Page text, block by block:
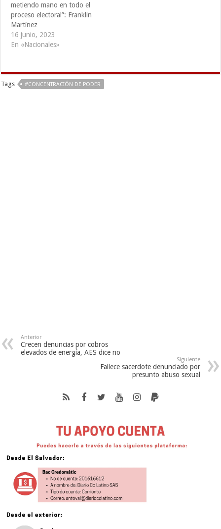
metiendo mano en todo el
proceso electoral”: Franklin
Martínez
16 junio, 2023
En «Nacionales»
Tags #CONCENTRACIÓN DE PODER
Anterior
Crecen denuncias por cobros
elevados de energía, AES dice no
Siguiente
Fallece sacerdote denunciado por
presunto abuso sexual